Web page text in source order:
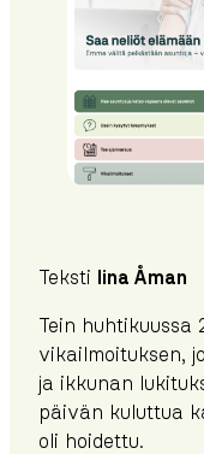
Teksti Iina Åman
Tein
vikailmoituksen,
ja ikkunan
päivän kuluttua
oli hoidettu.